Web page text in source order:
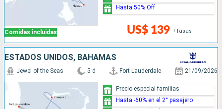
Comidas incluidas US$ 139 +Tasas
Hasta 50% Off
ESTADOS UNIDOS, BAHAMAS
Jewel of the Seas 5 d Fort Lauderdale 21/09/2026
Precio especial familias
Hasta -60% en el 2° pasajero